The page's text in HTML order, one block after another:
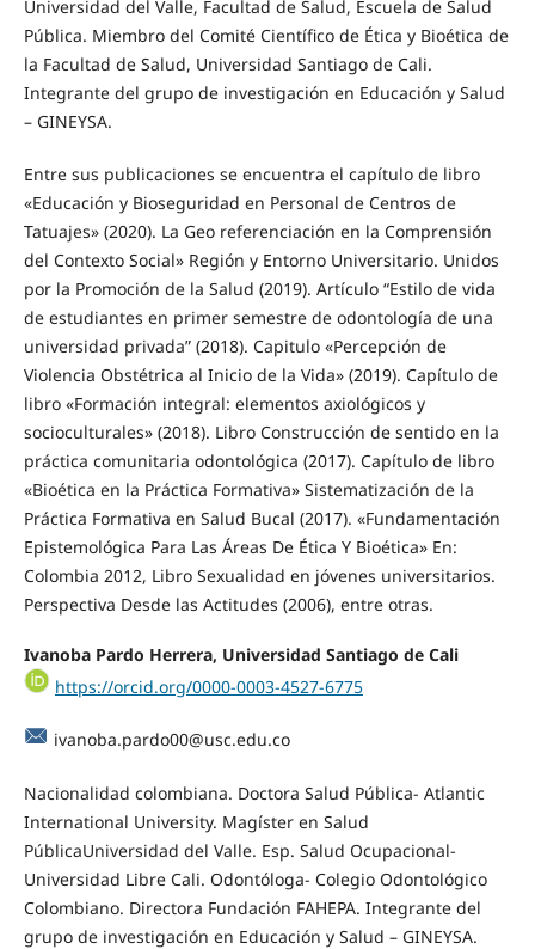
Universidad del Valle, Facultad de Salud, Escuela de Salud
Pública. Miembro del Comité Científico de Ética y Bioética de
la Facultad de Salud, Universidad Santiago de Cali.
Integrante del grupo de investigación en Educación y Salud
– GINEYSA.
Entre sus publicaciones se encuentra el capítulo de libro
«Educación y Bioseguridad en Personal de Centros de
Tatuajes» (2020). La Geo referenciación en la Comprensión
del Contexto Social» Región y Entorno Universitario. Unidos
por la Promoción de la Salud (2019). Artículo “Estilo de vida
de estudiantes en primer semestre de odontología de una
universidad privada” (2018). Capitulo «Percepción de
Violencia Obstétrica al Inicio de la Vida» (2019). Capítulo de
libro «Formación integral: elementos axiológicos y
socioculturales» (2018). Libro Construcción de sentido en la
práctica comunitaria odontológica (2017). Capítulo de libro
«Bioética en la Práctica Formativa» Sistematización de la
Práctica Formativa en Salud Bucal (2017). «Fundamentación
Epistemológica Para Las Áreas De Ética Y Bioética» En:
Colombia 2012, Libro Sexualidad en jóvenes universitarios.
Perspectiva Desde las Actitudes (2006), entre otras.
Ivanoba Pardo Herrera, Universidad Santiago de Cali
https://orcid.org/0000-0003-4527-6775
ivanoba.pardo00@usc.edu.co
Nacionalidad colombiana. Doctora Salud Pública- Atlantic
International University. Magíster en Salud
PúblicaUniversidad del Valle. Esp. Salud Ocupacional-
Universidad Libre Cali. Odontóloga- Colegio Odontológico
Colombiano. Directora Fundación FAHEPA. Integrante del
grupo de investigación en Educación y Salud – GINEYSA.